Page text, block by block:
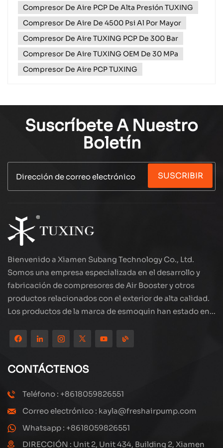
como usted. Ya sea un profesional, un aficionado o
un socio comerc...
Compresor De Aire PCP De Alta Presión TUXING
Compresor De Aire De 4500 Psi Al Por Mayor
Compresor De Aire TUXING PCP De 300 Bar
Compresor De Aire TUXING OEM De 30 MPa
Compresor De Aire PCP TUXING
Suscríbete A Nuestro
Boletín
SUSCRIBIR
Bienvenido a Xiamen Subang Technology Co., Ltd.
Somos una empresa especializada en el desarrollo y
fabricación de compresores de Air Booster y otros
productos relacionados con el exterior de alta calidad.
Los productos de la marca de esmoquin han estado en
ubicada en el hermoso paisaje de la ciudad costera:
Xiamen, nuestros productos se exportan a más de 80
países y regiones, con una excelente calidad ha ganado
una amplia reputación internacional. Subang
Technology tiene un equipo de ventas profesional y un
estamos explorando y estudiando cómo actualizar
continuamente nuestros productos a través de la
innovación para satisfacer las crecientes necesidades
CONTÁCTENOS
Teléfono : +8618059826551
Correo electrónico : kayla@freshairpump.com
Whatsapp : +8618059826551
DIRECCIÓN : Unit 2, Unit 434, Building 2, Xiamen